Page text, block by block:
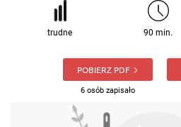
trudne 90 min.
POBIERZ PDF
6 osób zapisało